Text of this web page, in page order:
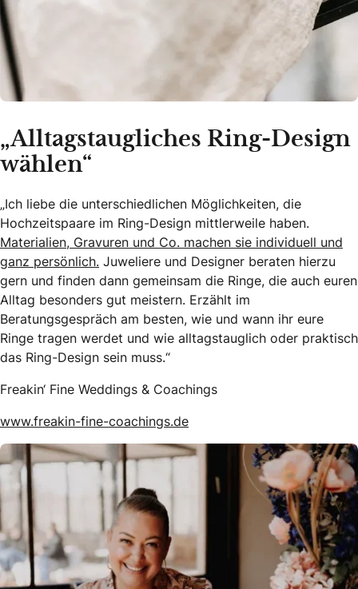
„Alltagstaugliches Ring-Design
wählen“
„Ich liebe die unterschiedlichen Möglichkeiten, die
Hochzeitspaare im Ring-Design mittlerweile haben.
Materialien, Gravuren und Co. machen sie individuell und
ganz persönlich. Juweliere und Designer beraten hierzu
gern und finden dann gemeinsam die Ringe, die auch euren
Alltag besonders gut meistern. Erzählt im
Beratungsgespräch am besten, wie und wann ihr eure
Ringe tragen werdet und wie alltagstauglich oder praktisch
das Ring-Design sein muss.“
Freakin‘ Fine Weddings & Coachings
www.freakin-fine-coachings.de